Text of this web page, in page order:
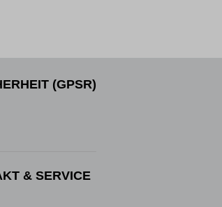
(GPSR)
& SERVICE